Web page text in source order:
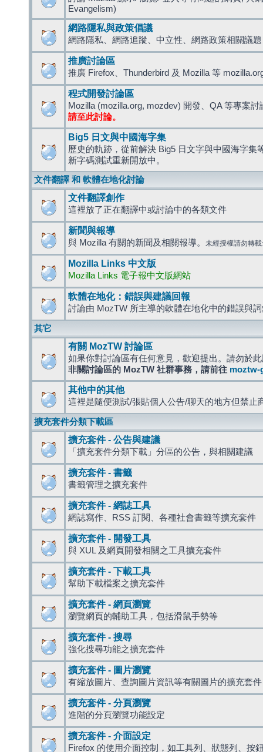
Evangelism)
網路隱私與政策倡議
網路隱私、網路追蹤、中立性、網路政策相關議題
推廣討論區
推廣 Firefox、Thunderbird 及 Mozilla 等
程式開發討論區
Mozilla (mozilla.org, mozdev) 開發、QA 等專案討
請至此討論。
Big5 日文與中國海字集
歷史的軌跡，從前解決 Big5 日文字與中國海字集
新字碼測試重新開放中。
文件翻譯 和 軟體在地化討論
文件翻譯創作
這裡放了正在翻譯中或討論中的各類文件
新聞與報導
與 Mozilla 有關的新聞及相關報導。 未經授權請勿轉
Mozilla Links 中文版
Mozilla Links 電子報中文版網站
軟體在地化：錯誤與建議回報
討論由 MozTW 所主導的軟體在地化中的錯誤與
其它
有關 MozTW 討論區
如果你對討論區有任何意見，歡迎提出。請勿於
非關討論區的 MozTW 社群事務，請前往 moztw-
其他中的其他
這裡是隨便測試/張貼個人公告/聊天的地方但禁止
擴充套件分類下載區
擴充套件 - 公告與建議
「擴充套件分類下載」分區的公告，與相關建議
擴充套件 - 書籤
書籤管理之擴充套件
擴充套件 - 網誌工具
網誌寫作、RSS 訂閱、各種社會書籤等擴充套件
擴充套件 - 開發工具
與 XUL 及網頁開發相關之工具擴充套件
擴充套件 - 下載工具
幫助下載檔案之擴充套件
擴充套件 - 網頁瀏覽
瀏覽網頁的輔助工具，包括滑鼠手勢等
擴充套件 - 搜尋
強化搜尋功能之擴充套件
擴充套件 - 圖片瀏覽
有縮放圖片、查詢圖片資訊等有關圖片的擴充套件
擴充套件 - 分頁瀏覽
進階的分頁瀏覽功能設定
擴充套件 - 介面設定
Firefox 的使用介面控制，如工具列、狀態列、按